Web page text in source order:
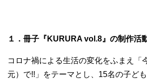
１．冊子『KURURA vol.8』の制作活
コロナ禍による生活の変化をふまえ「
元）で!!」をテーマとし、15名の子ども